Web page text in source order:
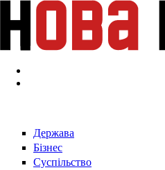
Перейти к основному содержанию
Держава
Бізнес
Суспільство